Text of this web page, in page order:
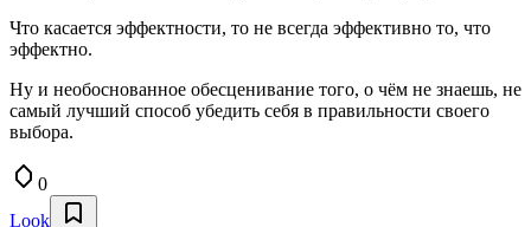
Что касается эффектности, то не всегда эффективно то, что
эффектно.
Ну и необоснованное обесценивание того, о чём не знаешь, не
самый лучший способ убедить себя в правильности своего
выбора.
0
Look